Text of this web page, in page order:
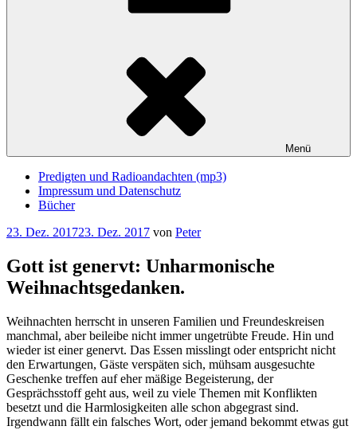
Menü
Predigten und Radioandachten (mp3)
Impressum und Datenschutz
Bücher
Veröffentlicht
23. Dez. 201723. Dez. 2017 von Peter
Gott ist genervt: Unharmonische
Weihnachtsgedanken.
Weihnachten herrscht in unseren Familien und Freundeskreisen
manchmal, aber beileibe nicht immer ungetrübte Freude. Hin und
wieder ist einer genervt. Das Essen misslingt oder entspricht nicht
den Erwartungen, Gäste verspäten sich, mühsam ausgesuchte
Geschenke treffen auf eher mäßige Begeisterung, der
Gesprächsstoff geht aus, weil zu viele Themen mit Konflikten
besetzt und die Harmlosigkeiten alle schon abgegrast sind.
Irgendwann fällt ein falsches Wort, oder jemand bekommt etwas gut